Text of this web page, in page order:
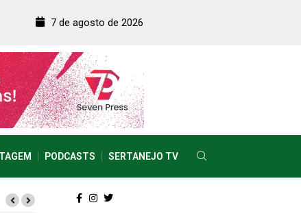
7 de agosto de 2026
PODCASTS SERTANEJO TV